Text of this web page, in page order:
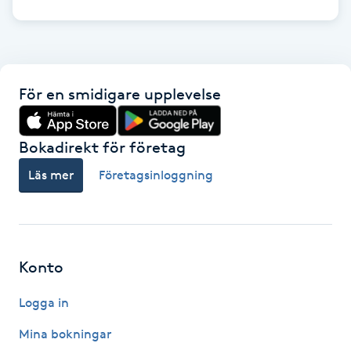
Hyaluronsyra
Hyperhidros
Hårbottenbehandling
För en smidigare upplevelse
Bokadirekt för företag
Läs mer Företagsinloggning
Konto
Logga in
Mina bokningar